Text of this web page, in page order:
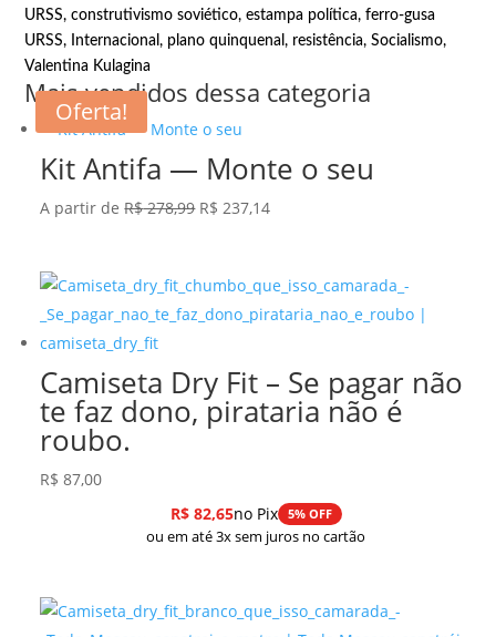
URSS,construtivismo soviético,estampa política,ferro-gusa
URSS, Internacional, plano quinquenal, resistência,Socialismo,
Valentina Kulagina
Mais vendidos dessa categoria
Oferta!
Kit Antifa — Monte o seu
A partir deR$278,99 O
era:
R$ 278,99.
R$ 237,14O
é:
R$ 237,14.
Camiseta Dry Fit – Se pagar não
te faz dono, pirataria não é
roubo.
R$ 87,00
R$82,65no Pix 5% OFF
ou em até 3x sem juros no cartão